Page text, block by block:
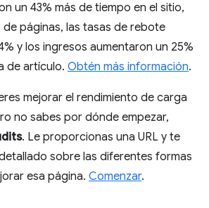
un 43% más de tiempo en el sitio,
de páginas, las tasas de rebote
y los ingresos aumentaron un 25%
de artículo. Obtén más información.
mejorar el rendimiento de carga
no sabes por dónde empezar,
. Le proporcionas una URL y te
sobre las diferentes formas
esa página. Comenzar.